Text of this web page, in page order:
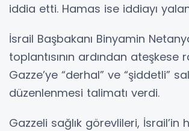
iddia etti. Hamas ise iddiayı
İsrail Başbakanı Binyamin
toplantısının ardından ateşkese
Gazze’ye “derhal” ve “şiddetli”
düzenlenmesi talimatı verdi.
Gazzeli sağlık görevlileri, İsrail’in